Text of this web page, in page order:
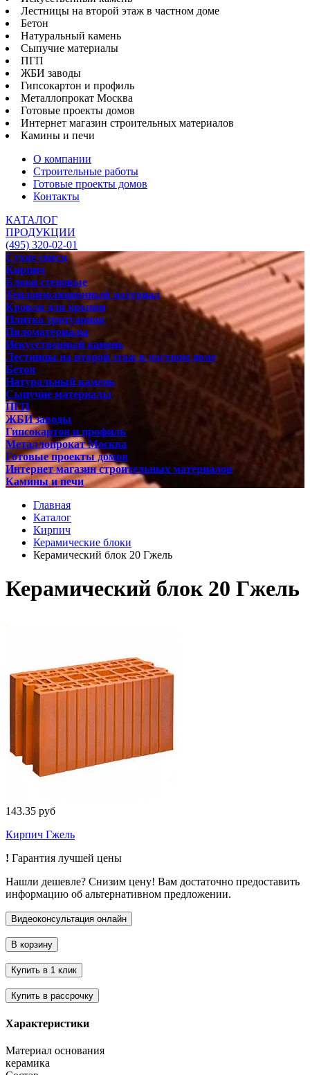
Лестницы на второй этаж в частном доме
Бетон
Натуральный камень
Сыпучие материалы
ПГП
ЖБИ заводы
Гипсокартон и профиль
Металлопрокат Москва
Готовые проекты домов
Интернет магазин строительных материалов
Камины и печи
О компании
Строительные работы
Готовые проекты домов
Контакты
КАТАЛОГ
ПРОДУКЦИИ
(495) 320-02-01
Сухие смеси
Кирпич
Блоки стеновые
Теплоизоляционный материал
Кровля для крыши
Плитка тротуарная
Пиломатериалы
Искусственный камень
Лестницы на второй этаж в частном доме
Бетон
Натуральный камень
Сыпучие материалы
ПГП
ЖБИ заводы
Гипсокартон и профиль
Металлопрокат Москва
Готовые проекты домов
Интернет магазин строительных материалов
Камины и печи
Главная
Каталог
Кирпич
Керамические блоки
Керамический блок 20 Гжель
Керамический блок 20 Гжель
143.35 руб
Кирпич Гжель
! Гарантия лучшей цены
Нашли дешевле? Снизим цену! Вам достаточно предоставить
информацию об альтернативном предложении.
Характеристики
Материал основания
керамика